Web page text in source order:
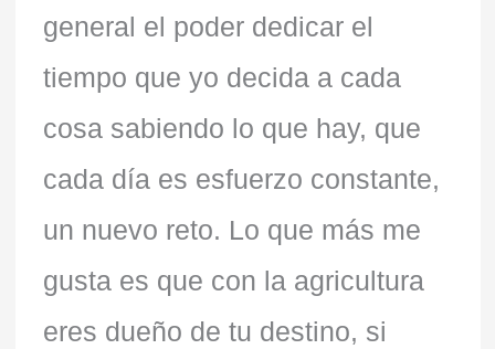
general el poder dedicar el
tiempo que yo decida a cada
cosa sabiendo lo que hay, que
cada día es esfuerzo constante,
un nuevo reto. Lo que más me
gusta es que con la agricultura
eres dueño de tu destino, si